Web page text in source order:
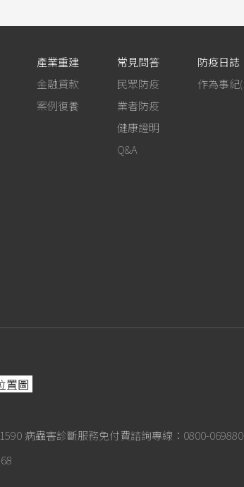
產業重建
金融貸款
案例復養
常見問答
民眾防疫
業者防疫
健康證明
Q&A
防疫日誌
置圖
病蟲害診斷服務免付費諮詢專線：0800-069880